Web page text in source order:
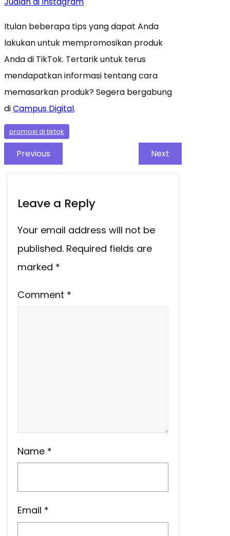
Itulan beberapa tips yang dapat Anda
lakukan untuk mempromosikan produk
Anda di TikTok. Tertarik untuk terus
mendapatkan informasi tentang cara
memasarkan produk? Segera bergabung
diCampus Digital.
promosi di tiktok
Previous Next
Leave a Reply
Your email address will not be
published. Required fields are
marked *
Comment *
Name *
Email *